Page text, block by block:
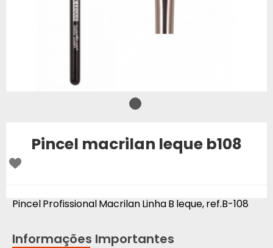
Pincel macrilan leque b108
Pincel Profissional Macrilan Linha B leque, ref.B-108
Informações Importantes